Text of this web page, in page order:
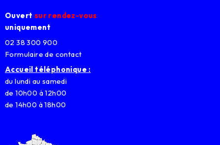
Ouvert sur rendez-vous
uniquement
02 38 300 900
Formulaire de contact
Accueil téléphonique :
du lundi au samedi
de 10h00 à 12h00
de 14h00 à 18h00